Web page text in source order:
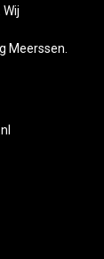
Meerssen.